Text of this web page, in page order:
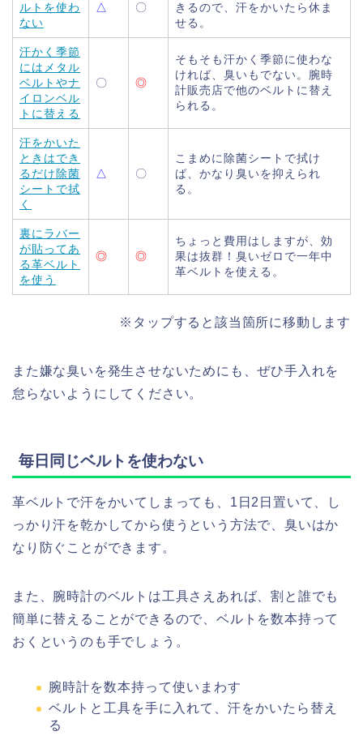
ルトを使わ
ない
△ 〇
きるので、汗をかいたら休ま
せる。
汗かく季節
にはメタル
ベルトやナ
イロンベル
トに替える
〇 ◎
そもそも汗かく季節に使わな
ければ、臭いもでない。腕時
計販売店で他のベルトに替え
られる。
汗をかいた
ときはでき
るだけ除菌
シートで拭
く
△ 〇
こまめに除菌シートで拭け
ば、かなり臭いを抑えられ
る。
裏にラバー
が貼ってあ
る革ベルト
を使う
◎ ◎
ちょっと費用はしますが、効
果は抜群！臭いゼロで一年中
革ベルトを使える。
※タップすると該当箇所に移動します
また嫌な臭いを発生させないためにも、ぜひ手入れを
怠らないようにしてください。
毎日同じベルトを使わない
革ベルトで汗をかいてしまっても、1日2日置いて、し
っかり汗を乾かしてから使うという方法で、臭いはか
なり防ぐことができます。
また、腕時計のベルトは工具さえあれば、割と誰でも
簡単に替えることができるので、ベルトを数本持って
おくというのも手でしょう。
腕時計を数本持って使いまわす
ベルトと工具を手に入れて、汗をかいたら替え
る